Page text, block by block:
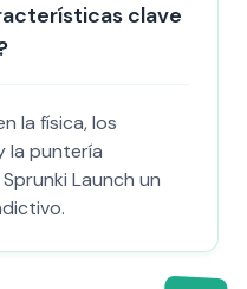
clave
la física, los
la puntería
Launch un